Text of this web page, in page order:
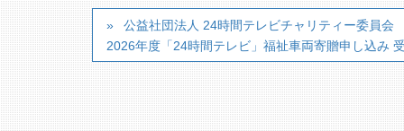
公益社団法人 24時間テレビチャリティー委員会
2026年度「24時間テレビ」福祉車両寄贈申し込み